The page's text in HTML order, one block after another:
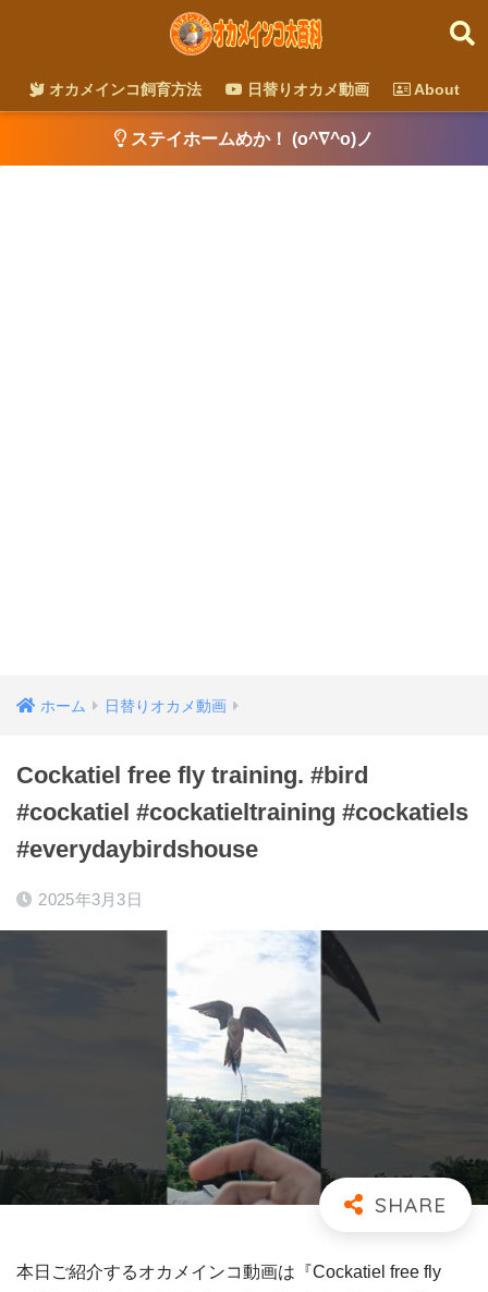
オカメインコ飼育方法 日替りオカメ動画 About
ステイホームめか！ (o^∇^o)ノ
ホーム 日替りオカメ動画
Cockatiel free fly training. #bird
#cockatiel #cockatieltraining #cockatiels
#everydaybirdshouse
2025年3月3日
本日ご紹介するオカメインコ動画は『Cockatiel free fly